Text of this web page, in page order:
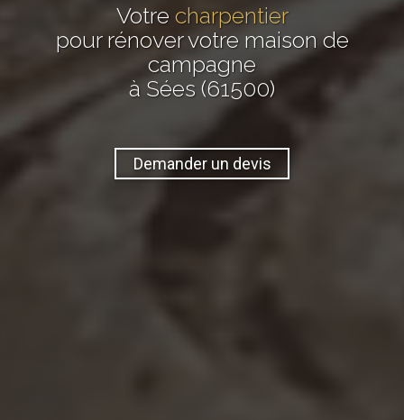
Votre charpentier
pour rénover votre maison de
campagne
à Sées (61500)
Demander un devis